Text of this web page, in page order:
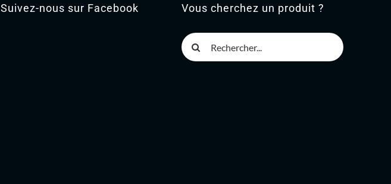
Suivez-nous sur Facebook Vous cherchez un produit ?
Rechercher